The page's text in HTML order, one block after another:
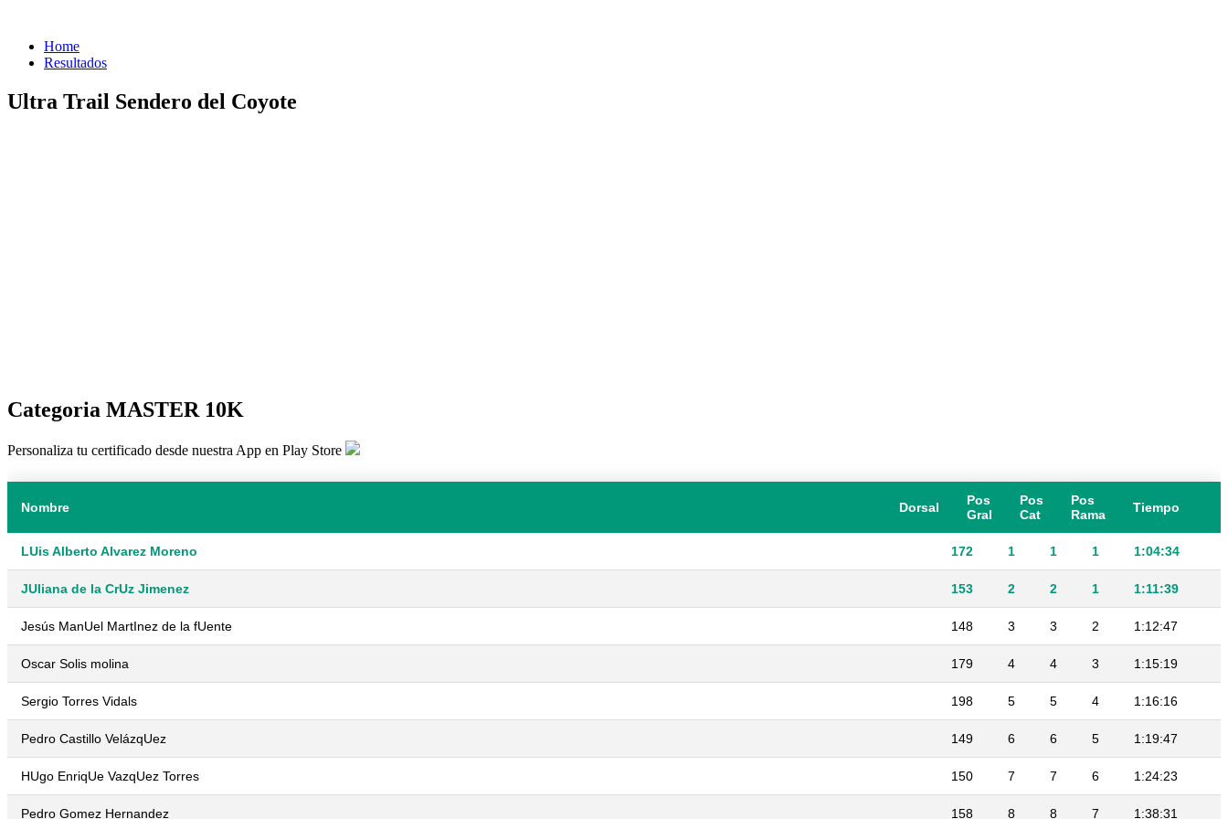
Home
Resultados
Ultra Trail Sendero del Coyote
Categoria MASTER 10K
Personaliza tu certificado desde nuestra App en Play Store
Nombre Dorsal
Pos
Gral
Pos
Cat
Pos
Rama
Tiempo
LUis Alberto Alvarez Moreno 172 1 1 1 1:04:34
JUliana de la CrUz Jimenez 153 2 2 1 1:11:39
Jesús ManUel MartInez de la fUente 148 3 3 2 1:12:47
Oscar Solis molina 179 4 4 3 1:15:19
Sergio Torres Vidals 198 5 5 4 1:16:16
Pedro Castillo VelázqUez 149 6 6 5 1:19:47
HUgo EnriqUe VazqUez Torres 150 7 7 6 1:24:23
Pedro Gomez Hernandez 158 8 8 7 1:38:31